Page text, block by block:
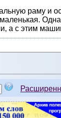
раму и
а с этим